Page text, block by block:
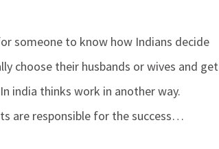
someone to know how Indians decide
choose their husbands or wives and get
india thinks work in another way.
are responsible for the success…